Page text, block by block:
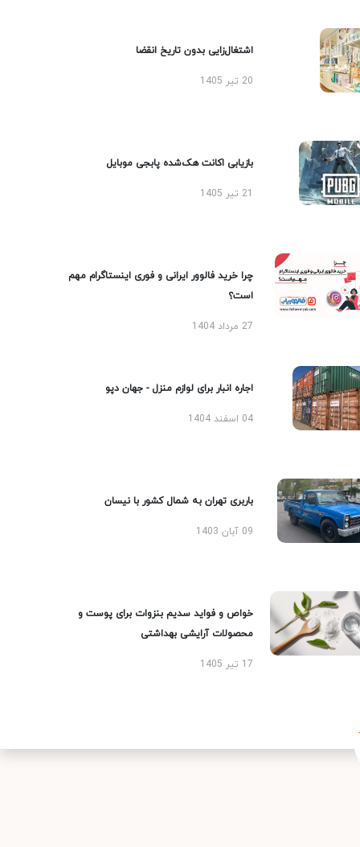
اشتغال‌زایی بدون تاریخ انقضا
20 تیر 1405
بازیابی اکانت هک‌شده پابجی موبایل
چرا خرید فالوور ایرانی و فوری اینستاگرام مهم
است؟
27 مرداد 1404
اجاره انبار برای لوازم منزل - جهان دپو
04 اسفند 1404
باربری تهران به شمال کشور با نیسان
09 آبان 1403
خواص و فواید سدیم بنزوات برای پوست و
محصولات آرایشی بهداشتی
17 تیر 1405